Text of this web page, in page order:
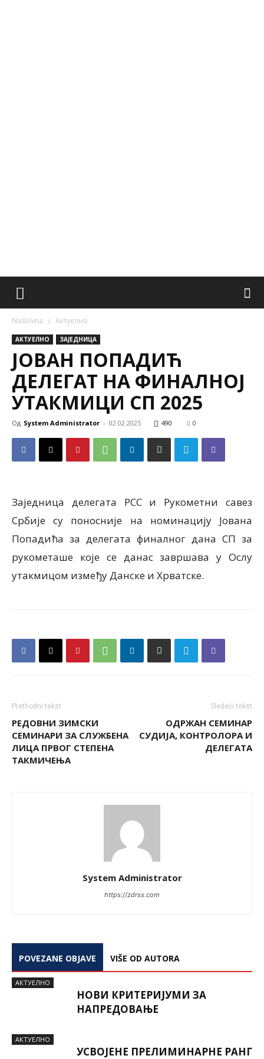
Naslovna Aктуелно
AКТУЕЛНО ЗАЈЕДНИЦА
ЈОВАН ПОПАДИЋ
ДЕЛЕГАТ НА ФИНАЛНОЈ
УТАКМИЦИ СП 2025
Од System Administrator - 02.02.2025 490 0
Заједница делегата РСС и Рукометни савез
Србије су поносније на номинацију Јована
Попадића за делегата финалног дана СП за
рукометаше које се данас завршава у Ослу
утакмицом између Данске и Хрватске.
Prethodni tekst
РЕДОВНИ ЗИМСКИ
СЕМИНАРИ ЗА СЛУЖБЕНА
ЛИЦА ПРВОГ СТЕПЕНА
ТАКМИЧЕЊА
Sledeći tekst
ОДРЖАН СЕМИНАР
СУДИЈА, КОНТРОЛОРА И
ДЕЛЕГАТА
System Administrator
https://zdrss.com
POVEZANE OBJAVE VIŠE OD AUTORA
AКТУЕЛНО
НОВИ КРИТЕРИЈУМИ ЗА
НАПРЕДОВАЊЕ
AКТУЕЛНО
УСВОЈЕНЕ ПРЕЛИМИНАРНЕ РАНГ